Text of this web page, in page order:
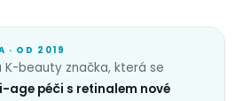
· OD 2019
K-beauty značka, která se
age péči s retinalem nové